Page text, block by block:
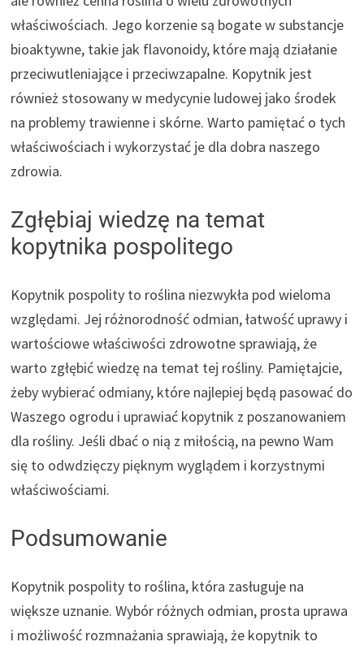
właściwościach. Jego korzenie są bogate w substancje
bioaktywne, takie jak flavonoidy, które mają działanie
przeciwutleniające i przeciwzapalne. Kopytnik jest
również stosowany w medycynie ludowej jako środek
na problemy trawienne i skórne. Warto pamiętać o tych
właściwościach i wykorzystać je dla dobra naszego
zdrowia.
Zgłębiaj wiedzę na temat
kopytnika pospolitego
Kopytnik pospolity to roślina niezwykła pod wieloma
względami. Jej różnorodność odmian, łatwość uprawy i
wartościowe właściwości zdrowotne sprawiają, że
warto zgłębić wiedzę na temat tej rośliny. Pamiętajcie,
żeby wybierać odmiany, które najlepiej będą pasować do
Waszego ogrodu i uprawiać kopytnik z poszanowaniem
dla rośliny. Jeśli dbać o nią z miłością, na pewno Wam
się to odwdzięczy pięknym wyglądem i korzystnymi
właściwościami.
Podsumowanie
Kopytnik pospolity to roślina, która zasługuje na
większe uznanie. Wybór różnych odmian, prosta uprawa
i możliwość rozmnażania sprawiają, że kopytnik to